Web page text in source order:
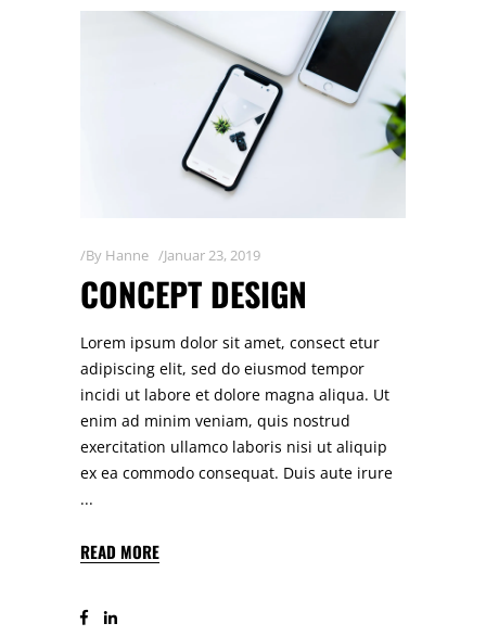
By Hanne Januar 23, 2019
CONCEPT DESIGN
Lorem ipsum dolor sit amet, consect etur
adipiscing elit, sed do eiusmod tempor
incidi ut labore et dolore magna aliqua. Ut
enim ad minim veniam, quis nostrud
exercitation ullamco laboris nisi ut aliquip
ex ea commodo consequat. Duis aute irure
READ MORE